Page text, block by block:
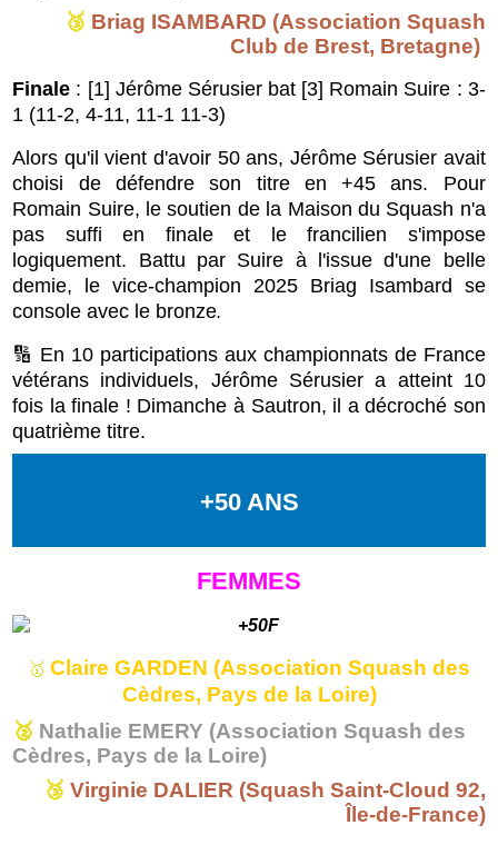
🥉 Briag ISAMBARD (Association Squash
Club de Brest, Bretagne)
Finale : [1] Jérôme Sérusier bat [3] Romain Suire : 3-
1 (11-2, 4-11, 11-1 11-3)
Alors qu'il vient d'avoir 50 ans, Jérôme Sérusier avait
choisi de défendre son titre en +45 ans. Pour
Romain Suire, le soutien de la Maison du Squash n'a
pas suffi en finale et le francilien s'impose
logiquement. Battu par Suire à l'issue d'une belle
demie, le vice-champion 2025 Briag Isambard se
console avec le bronze.
🔢 En 10 participations aux championnats de France
vétérans individuels, Jérôme Sérusier a atteint 10
fois la finale ! Dimanche à Sautron, il a décroché son
quatrième titre.
+50 ANS
FEMMES
🥇 Claire GARDEN (Association Squash des
Cèdres, Pays de la Loire)
🥈 Nathalie EMERY (Association Squash des
Cèdres, Pays de la Loire)
🥉 Virginie DALIER (Squash Saint-Cloud 92,
Île-de-France)